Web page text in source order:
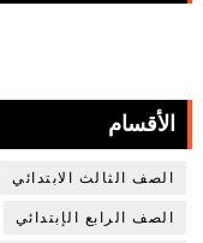
الأقسام
الصف الثالث الابتدائي
الصف الرابع الإبتدائي